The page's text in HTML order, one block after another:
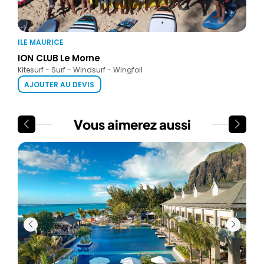
ILE MAURICE
ION CLUB Le Morne
Kitesurf - Surf - Windsurf - Wingfoil
AJOUTER AU DEVIS
Vous aimerez aussi